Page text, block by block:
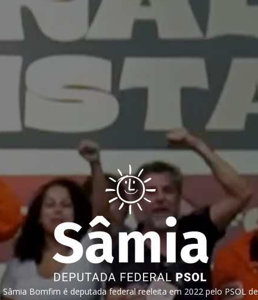
Sâmia Bomfim é deputada federal reeleita em 2022 pelo PSOL de